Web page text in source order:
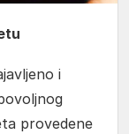
i
provedene